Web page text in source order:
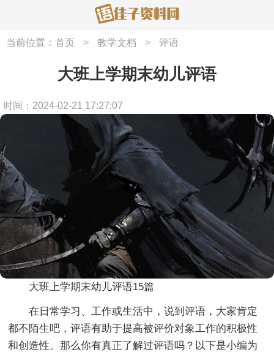
当前位置： 首页 > 教学文档 > 评语
大班上学期末幼儿评语
时间：2024-02-21 17:27:07
大班上学期末幼儿评语15篇
在日常学习、工作或生活中，说到评语，大家肯定
都不陌生吧，评语有助于提高被评价对象工作的积极性
和创造性。那么你有真正了解过评语吗？以下是小编为